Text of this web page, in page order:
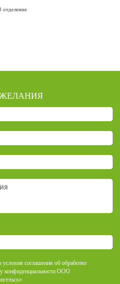
отделение
соглашения об обработке
конфиденциальности ООО